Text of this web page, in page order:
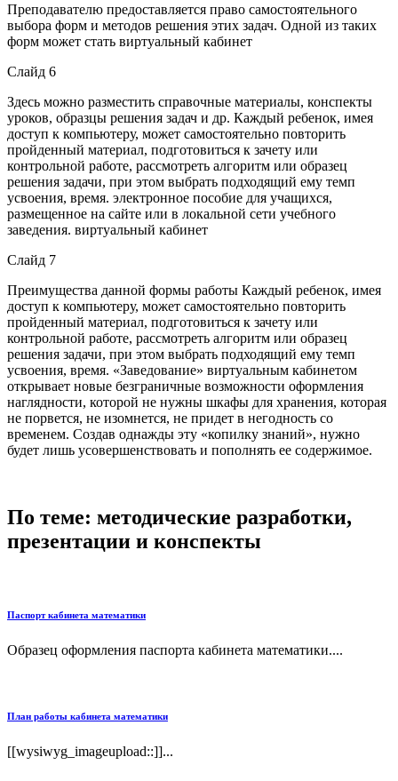
Преподавателю предоставляется право самостоятельного
выбора форм и методов решения этих задач. Одной из таких
форм может стать виртуальный кабинет
Слайд 6
Здесь можно разместить справочные материалы, конспекты
уроков, образцы решения задач и др. Каждый ребенок, имея
доступ к компьютеру, может самостоятельно повторить
пройденный материал, подготовиться к зачету или
контрольной работе, рассмотреть алгоритм или образец
решения задачи, при этом выбрать подходящий ему темп
усвоения, время. электронное пособие для учащихся,
размещенное на сайте или в локальной сети учебного
заведения. виртуальный кабинет
Слайд 7
Преимущества данной формы работы Каждый ребенок, имея
доступ к компьютеру, может самостоятельно повторить
пройденный материал, подготовиться к зачету или
контрольной работе, рассмотреть алгоритм или образец
решения задачи, при этом выбрать подходящий ему темп
усвоения, время. «Заведование» виртуальным кабинетом
открывает новые безграничные возможности оформления
наглядности, которой не нужны шкафы для хранения, которая
не порвется, не изомнется, не придет в негодность со
временем. Создав однажды эту «копилку знаний», нужно
будет лишь усовершенствовать и пополнять ее содержимое.
По теме: методические разработки,
презентации и конспекты
Паспорт кабинета математики
Образец оформления паспорта кабинета математики....
План работы кабинета математики
[[wysiwyg_imageupload::]]...